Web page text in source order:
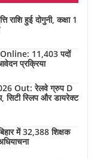
हुई दोगुनी, कक्षा 1
11,403 पदों
प्रक्रिया
Out: रेलवे ग्रुप D
सिटी स्लिप और डायरेक्ट
में 32,388 शिक्षक